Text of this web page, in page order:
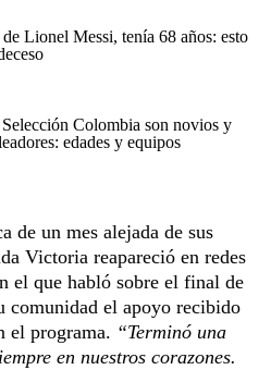
Lionel Messi, tenía 68 años: esto
Colombia son novios y
edades y equipos
de un mes alejada de sus
Victoria reapareció en redes
el que habló sobre el final de
comunidad el apoyo recibido
el programa. “Terminó una
en nuestros corazones.